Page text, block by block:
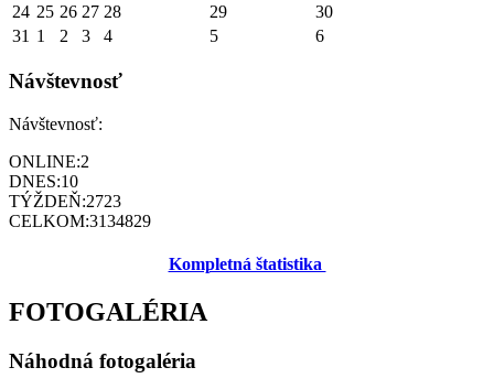
24 25 26 27 28 29
30
31 1 2 3 4 5 6
Návštevnosť
Návštevnosť:
ONLINE:2
DNES:10
TÝŽDEŇ:2723
CELKOM:3134829
Kompletná štatistika
FOTOGALÉRIA
Náhodná fotogaléria